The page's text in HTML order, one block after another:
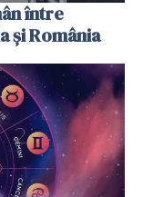
între
și România